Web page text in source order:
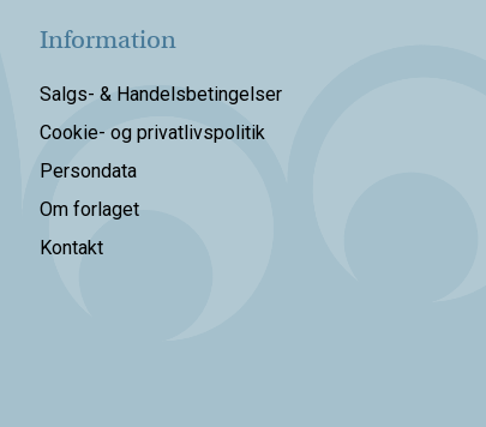
Information
Salgs- & Handelsbetingelser
Cookie- og privatlivspolitik
Persondata
Om forlaget
Kontakt